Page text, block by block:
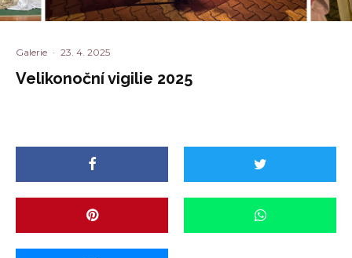
Galerie · 23. 4. 2025
Velikonoční vigilie 2025